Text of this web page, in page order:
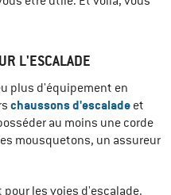
L'ESCALADE
plus d'équipement en
chaussons d'escalade et
au moins une corde
mousquetons, un assureur
les voies d'escalade.